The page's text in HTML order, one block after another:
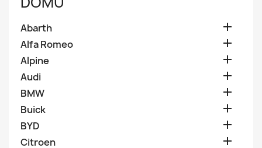
Abarth 
Alfa Romeo 
Alpine 
Audi 
BMW 
Buick 
BYD 
Citroen 